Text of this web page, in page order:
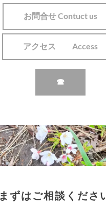
お問合せ Contuct us
アクセス Access
☎
まずはご相談くださ